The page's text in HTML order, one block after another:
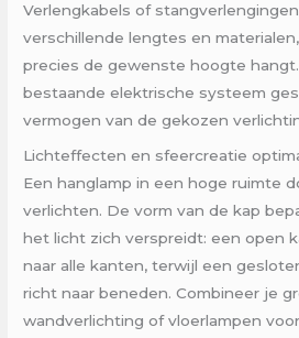
Verlengkabels of
verschillende lengtes en
precies de gewenste hoogte
bestaande elektrische systeem
vermogen van de gekozen
Lichteffecten en sfeercreatie
Een hanglamp in een hoge ruimte
verlichten. De vorm van de kap
het licht zich verspreidt: een open
naar alle kanten, terwijl een
richt naar beneden. Combineer je
wandverlichting of vloerlampen